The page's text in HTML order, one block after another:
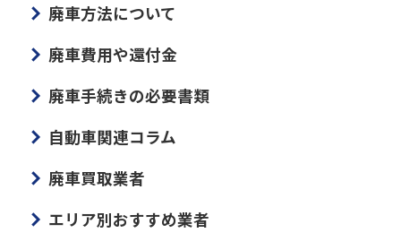
廃車方法について
廃車費用や還付金
廃車手続きの必要書類
自動車関連コラム
廃車買取業者
エリア別おすすめ業者